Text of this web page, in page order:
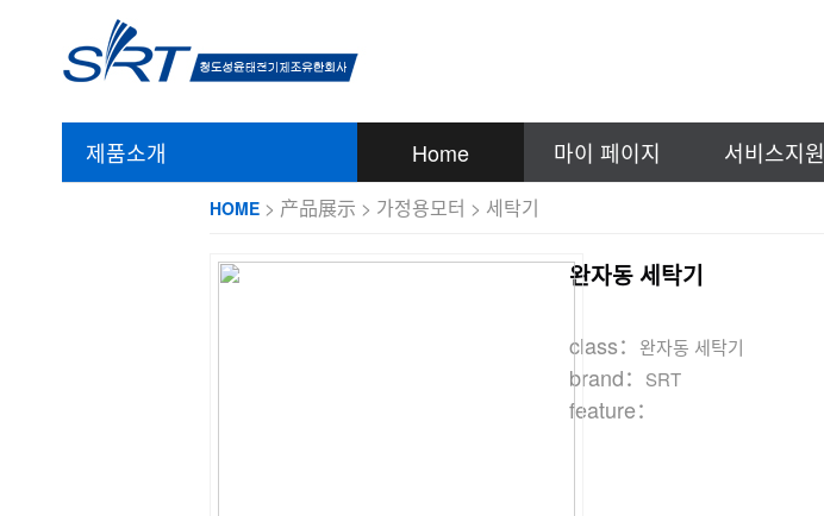
제품소개 Home 마이 페이지 서비스지원
HOME > 产品展示 > 가정용모터 > 세탁기
완자동 세탁기
class： 완자동 세탁기
brand： SRT
feature：